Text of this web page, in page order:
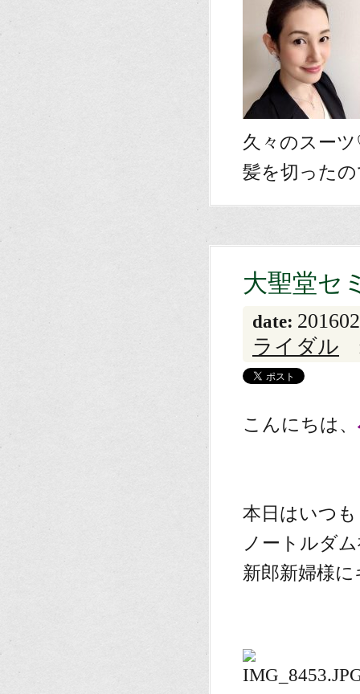
久々のスー
髪を切った
大聖堂セ
date:
ライダル
こんにちは、
本日はいつ
ノートルダ
新郎新婦様